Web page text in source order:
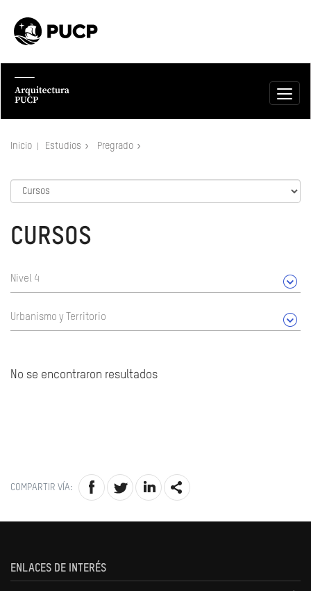
Inicio Estudios Pregrado
CURSOS
Nivel 4
Urbanismo y Territorio
No se encontraron resultados
COMPARTIR VÍA:
ENLACES DE INTERÉS